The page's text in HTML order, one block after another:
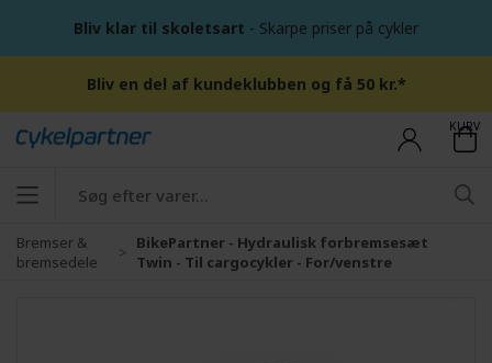
Bliv klar til skoletsart - Skarpe priser på cykler
Bliv en del af kundeklubben og få 50 kr.*
KURV
Bremser &
bremsedele
BikePartner - Hydraulisk forbremsesæt
Twin - Til cargocykler - For/venstre